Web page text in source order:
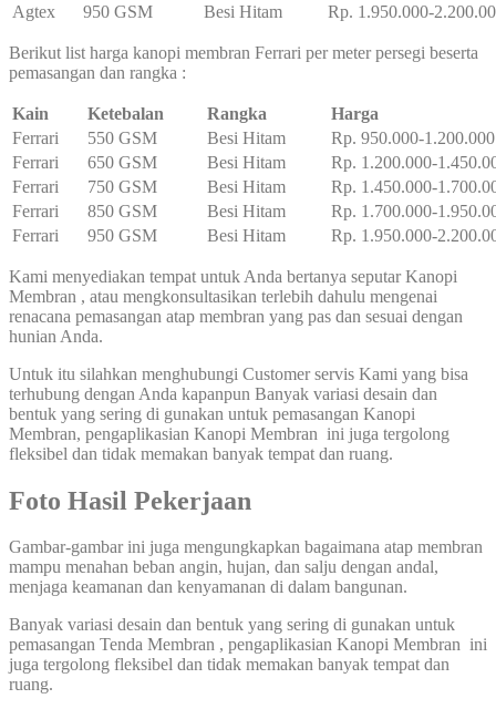
Agtex
950 GSM Besi Hitam Rp. 1.950.000-
Berikut list harga kanopi membran Ferrari per meter persegi beserta
pemasangan dan rangka :
Kain Ketebalan Rangka
Harga
Ferrari
550 GSM Besi Hitam
Rp. 950.000-1.200.000
Ferrari
650 GSM Besi Hitam
Rp. 1.200.000-
Ferrari
750 GSM Besi Hitam
Rp. 1.450.000-
Ferrari
850 GSM Besi Hitam
Rp. 1.700.000-
Ferrari
950 GSM Besi Hitam Rp. 1.950.000-
Kami menyediakan tempat untuk Anda bertanya seputar Kanopi
Membran , atau mengkonsultasikan terlebih dahulu mengenai
renacana pemasangan atap membran yang pas dan sesuai dengan
hunian Anda.
Untuk itu silahkan menghubungi Customer servis Kami yang bisa
terhubung dengan Anda kapanpun Banyak variasi desain dan
bentuk yang sering di gunakan untuk pemasangan Kanopi
Membran, pengaplikasian Kanopi Membran ini juga tergolong
fleksibel dan tidak memakan banyak tempat dan ruang.
Foto Hasil Pekerjaan
Gambar-gambar ini juga mengungkapkan bagaimana atap membran
mampu menahan beban angin, hujan, dan salju dengan andal,
menjaga keamanan dan kenyamanan di dalam bangunan.
Banyak variasi desain dan bentuk yang sering di gunakan untuk
pemasangan Tenda Membran , pengaplikasian Kanopi Membran ini
juga tergolong fleksibel dan tidak memakan banyak tempat dan
ruang.